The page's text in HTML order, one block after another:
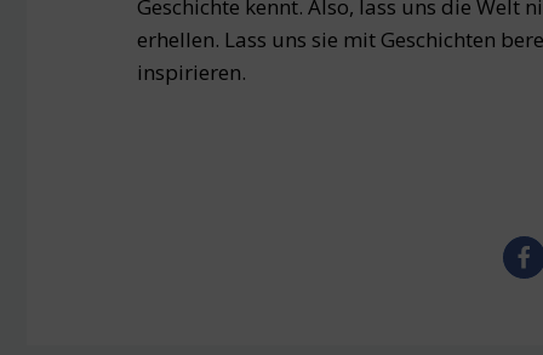
Geschichte kennt. Also, lass uns die Welt
erhellen. Lass uns sie mit Geschichten
inspirieren.